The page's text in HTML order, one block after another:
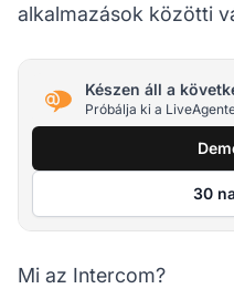
alkalmazások közötti
Készen áll a
Próbálja ki a
30
Mi az Intercom?